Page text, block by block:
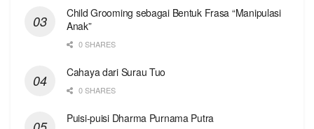
Child Grooming sebagai Bentuk Frasa “Manipulasi
Anak”
0 SHARES
Cahaya dari Surau Tuo
0 SHARES
Puisi-puisi Dharma Purnama Putra